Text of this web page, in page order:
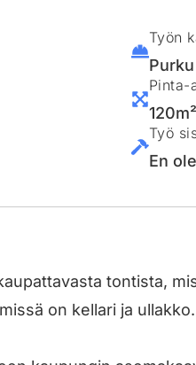
Työn
Purku
Pinta-
120m²
Työ
En
tontista,
on kellari ja